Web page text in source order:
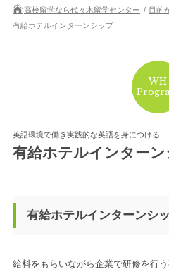
高校留学なら代々木留学センター 目的
有給ホテルインターンシップ
WH
英語環境で働き実践的な英語を身につける
有給ホテルインター
有給ホテルインターンシ
給料をもらいながら企業で研修を行